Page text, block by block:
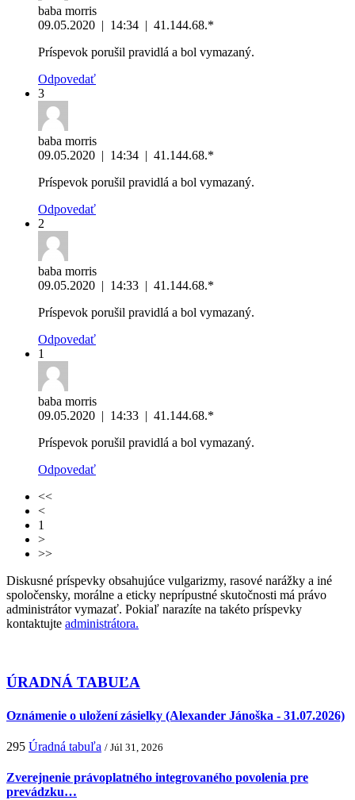
baba morris
09.05.2020 | 14:34 | 41.144.68.*
Príspevok porušil pravidlá a bol vymazaný.
Odpovedať
3
baba morris
09.05.2020 | 14:34 | 41.144.68.*
Príspevok porušil pravidlá a bol vymazaný.
Odpovedať
2
baba morris
09.05.2020 | 14:33 | 41.144.68.*
Príspevok porušil pravidlá a bol vymazaný.
Odpovedať
1
baba morris
09.05.2020 | 14:33 | 41.144.68.*
Príspevok porušil pravidlá a bol vymazaný.
Odpovedať
<<
<
1
>
>>
Diskusné príspevky obsahujúce vulgarizmy, rasové narážky a iné
spoločensky, morálne a eticky neprípustné skutočnosti má právo
administrátor vymazať. Pokiaľ narazíte na takéto príspevky
kontaktujte administrátora.
ÚRADNÁ TABUĽA
Oznámenie o uložení zásielky (Alexander Jánoška - 31.07.2026)
295 Úradná tabuľa / Júl 31, 2026
Zverejnenie právoplatného integrovaného povolenia pre
prevádzku…